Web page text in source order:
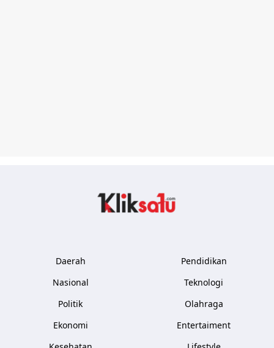
Daerah
Nasional
Politik
Ekonomi
Pendidikan
Teknologi
Olahraga
Entertaiment